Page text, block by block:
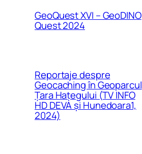
GeoQuest XVI – GeoDINO
Quest 2024
Reportaje despre
Geocaching în Geoparcul
Țara Hațegului (TV INFO
HD DEVA și Hunedoara1,
2024)